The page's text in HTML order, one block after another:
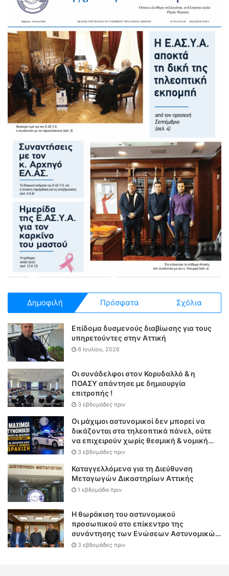
Δημοφιλή Πρόσφατα Σχόλια
Επίδομα δυσμενούς διαβίωσης για τους
υπηρετούντες στην Αττική
6 Ιουλίου, 2026
Οι συνάδελφοι στον Κορυδαλλό & η
ΠΟΑΣΥ απάντησε με δημιουργία
επιτροπής !
3 εβδομάδες πριν
Οι μάχιμοι αστυνομικοί δεν μπορεί να
δικάζονται στα τηλεοπτικά πάνελ, ούτε
να επιχειρούν χωρίς θεσμική & νομική
θωράκιση
3 εβδομάδες πριν
Καταγγελλόμενα για τη Διεύθυνση
Μεταγωγών Δικαστηρίων Αττικής
1 εβδομάδα πριν
Η θωράκιση του αστυνομικού
προσωπικού στο επίκεντρο της
συνάντησης των Ενώσεων Αστυνομικών
Υπαλλήλων Αθηνών και Θεσσαλονίκης
3 εβδομάδες πριν